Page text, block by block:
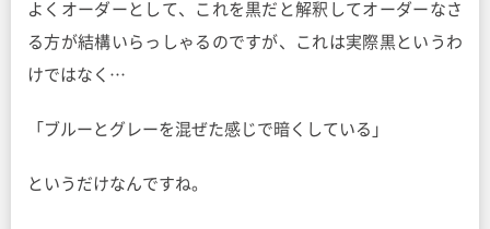
よくオーダーとして、これを黒だと解釈してオーダーなさ
る方が結構いらっしゃるのですが、これは実際黒というわ
けではなく…
「ブルーとグレーを混ぜた感じで暗くしている」
というだけなんですね。